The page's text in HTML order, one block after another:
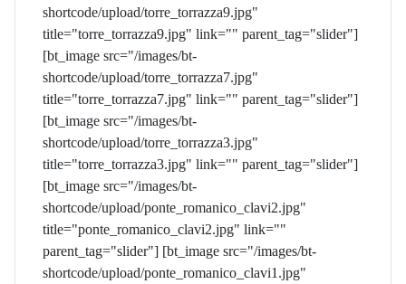
shortcode/upload/torre_torrazza9.jpg"
title="torre_torrazza9.jpg" link="" parent_tag="slider"]
[bt_image src="/images/bt-
shortcode/upload/torre_torrazza7.jpg"
title="torre_torrazza7.jpg" link="" parent_tag="slider"]
[bt_image src="/images/bt-
shortcode/upload/torre_torrazza3.jpg"
title="torre_torrazza3.jpg" link="" parent_tag="slider"]
[bt_image src="/images/bt-
shortcode/upload/ponte_romanico_clavi2.jpg"
title="ponte_romanico_clavi2.jpg" link=""
parent_tag="slider"] [bt_image src="/images/bt-
shortcode/upload/ponte_romanico_clavi1.jpg"